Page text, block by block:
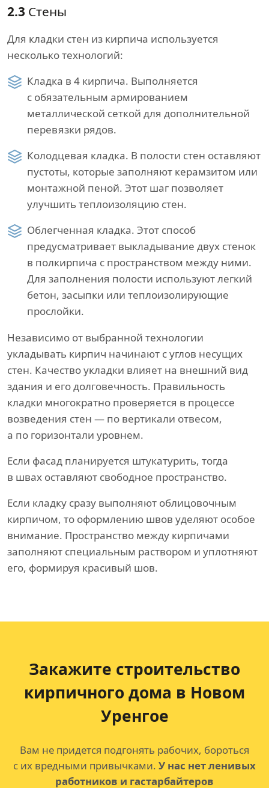
2.3 Стены
Для кладки стен из кирпича используется
несколько технологий:
Кладка в 4 кирпича. Выполняется
с обязательным армированием
металлической сеткой для дополнительной
перевязки рядов.
Колодцевая кладка. В полости стен оставляют
пустоты, которые заполняют керамзитом или
монтажной пеной. Этот шаг позволяет
улучшить теплоизоляцию стен.
Облегченная кладка. Этот способ
предусматривает выкладывание двух стенок
в полкирпича с пространством между ними.
Для заполнения полости используют легкий
бетон, засыпки или теплоизолирующие
прослойки.
Независимо от выбранной технологии
укладывать кирпич начинают с углов несущих
стен. Качество укладки влияет на внешний вид
здания и его долговечность. Правильность
кладки многократно проверяется в процессе
возведения стен — по вертикали отвесом,
а по горизонтали уровнем.
Если фасад планируется штукатурить, тогда
в швах оставляют свободное пространство.
Если кладку сразу выполняют облицовочным
кирпичом, то оформлению швов уделяют особое
внимание. Пространство между кирпичами
заполняют специальным раствором и уплотняют
его, формируя красивый шов.
Закажите строительство
кирпичного дома в Новом
Уренгое
Вам не придется подгонять рабочих, бороться
с их вредными привычками. У нас нет ленивых
работников и гастарбайтеров